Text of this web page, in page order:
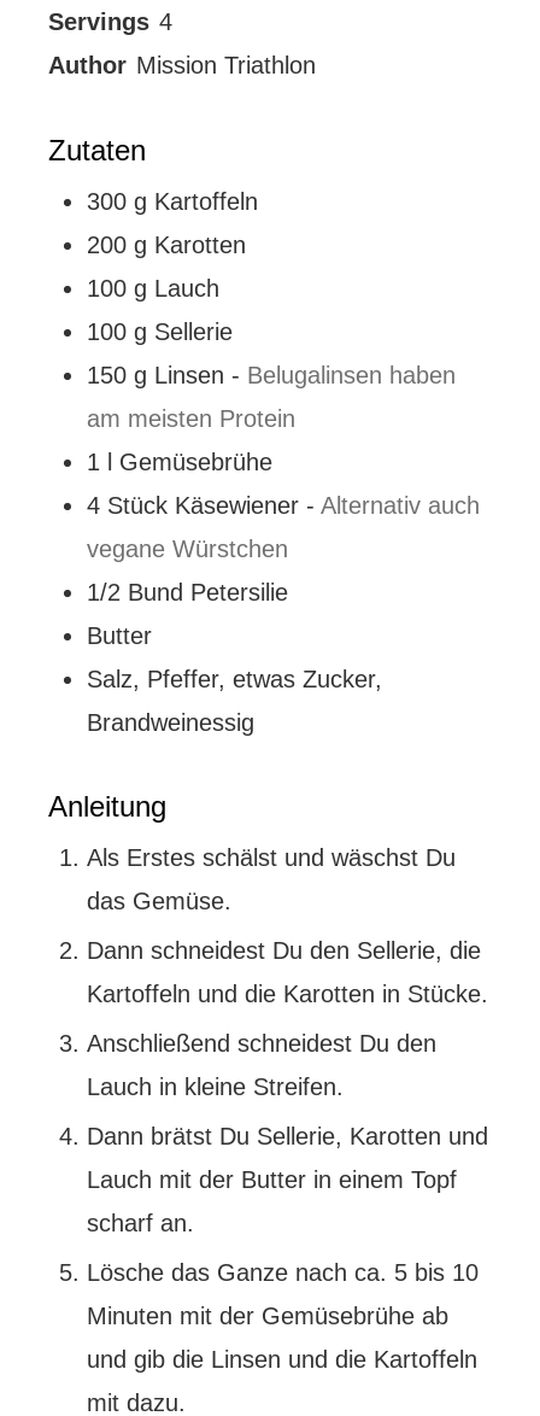
Servings 4
Author Mission Triathlon
Zutaten
300 g Kartoffeln
200 g Karotten
100 g Lauch
100 g Sellerie
150 g Linsen - Belugalinsen haben
am meisten Protein
1 l Gemüsebrühe
4 Stück Käsewiener - Alternativ auch
vegane Würstchen
1/2 Bund Petersilie
Butter
Salz, Pfeffer, etwas Zucker,
Brandweinessig
Anleitung
Als Erstes schälst und wäschst Du
das Gemüse.
Dann schneidest Du den Sellerie, die
Kartoffeln und die Karotten in Stücke.
Anschließend schneidest Du den
Lauch in kleine Streifen.
Dann brätst Du Sellerie, Karotten und
Lauch mit der Butter in einem Topf
scharf an.
Lösche das Ganze nach ca. 5 bis 10
Minuten mit der Gemüsebrühe ab
und gib die Linsen und die Kartoffeln
mit dazu.